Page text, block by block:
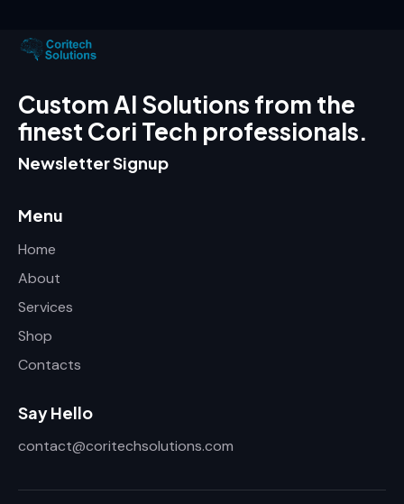
Custom AI Solutions from the
finest Cori Tech professionals.
Newsletter Signup
Menu
Home
About
Services
Shop
Contacts
Say Hello
contact@coritechsolutions.com